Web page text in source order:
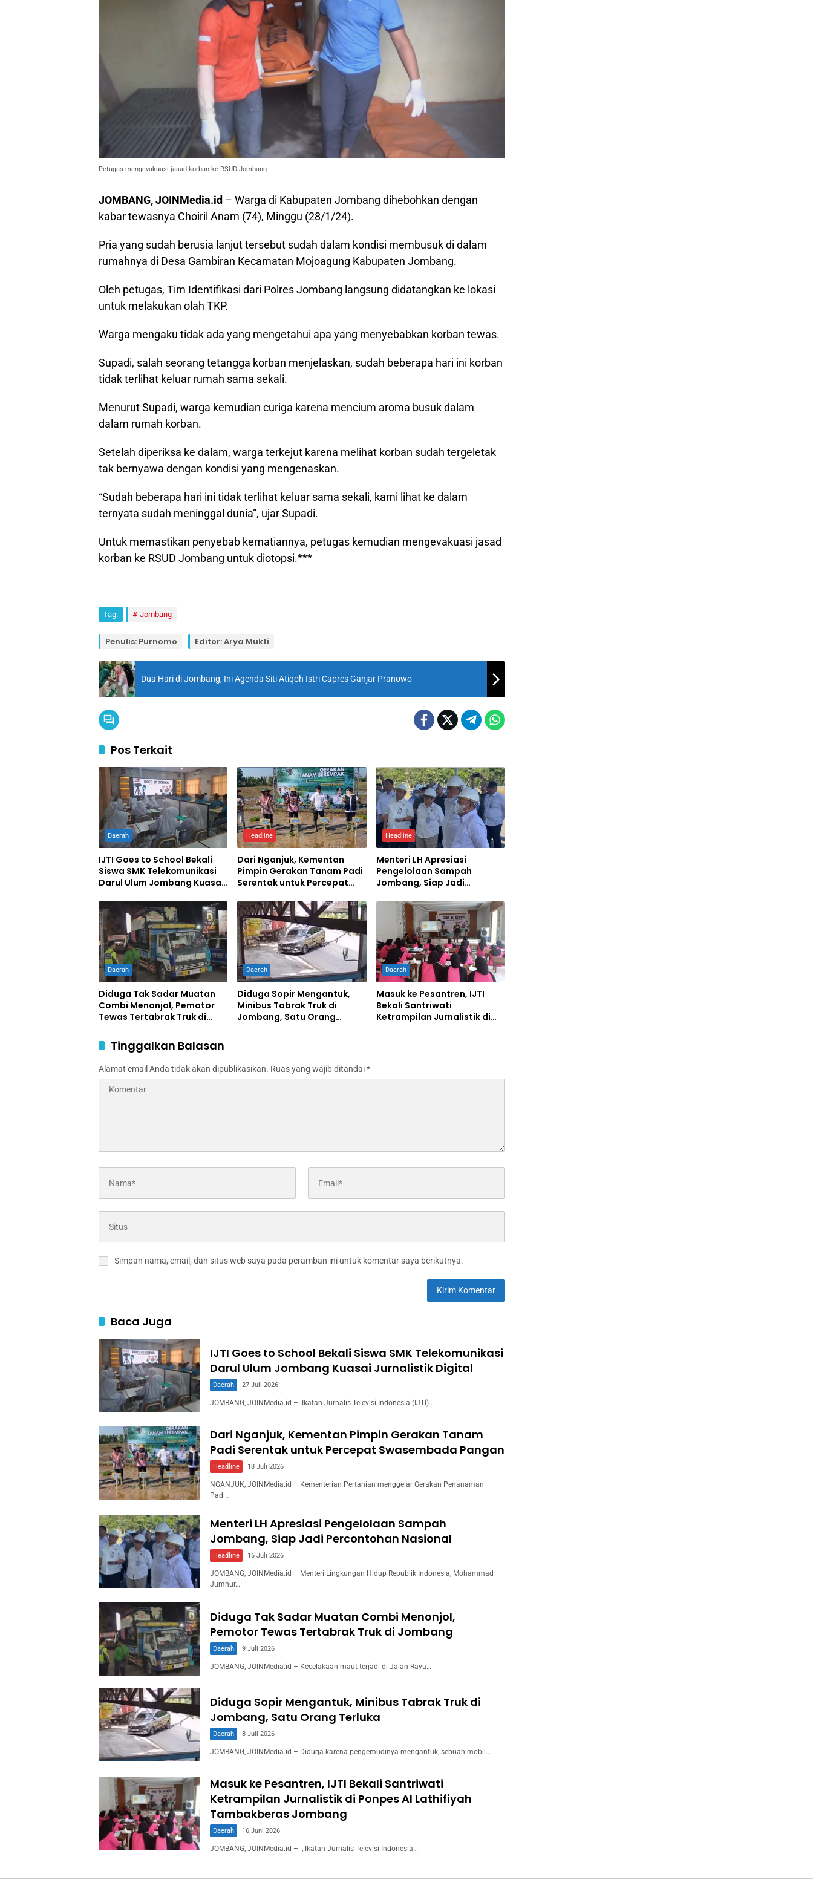
Petugas mengevakuasi jasad korban ke RSUD Jombang
JOMBANG, JOINMedia.id – Warga di Kabupaten Jombang dihebohkan dengan
kabar tewasnya Choiril Anam (74), Minggu (28/1/24).
Pria yang sudah berusia lanjut tersebut sudah dalam kondisi membusuk di dalam
rumahnya di Desa Gambiran Kecamatan Mojoagung Kabupaten Jombang.
Oleh petugas, Tim Identifikasi dari Polres Jombang langsung didatangkan ke lokasi
untuk melakukan olah TKP.
Warga mengaku tidak ada yang mengetahui apa yang menyebabkan korban tewas.
Supadi, salah seorang tetangga korban menjelaskan, sudah beberapa hari ini korban
tidak terlihat keluar rumah sama sekali.
Menurut Supadi, warga kemudian curiga karena mencium aroma busuk dalam
dalam rumah korban.
Setelah diperiksa ke dalam, warga terkejut karena melihat korban sudah tergeletak
tak bernyawa dengan kondisi yang mengenaskan.
“Sudah beberapa hari ini tidak terlihat keluar sama sekali, kami lihat ke dalam
ternyata sudah meninggal dunia”, ujar Supadi.
Untuk memastikan penyebab kematiannya, petugas kemudian mengevakuasi jasad
korban ke RSUD Jombang untuk diotopsi.***
Tag: Jombang
Penulis: Purnomo Editor: Arya Mukti
Dua Hari di Jombang, Ini Agenda Siti Atiqoh Istri Capres Ganjar Pranowo
Pos Terkait
Daerah
IJTI Goes to School Bekali
Siswa SMK Telekomunikasi
Darul Ulum Jombang Kuasai
Headline
Dari Nganjuk, Kementan
Pimpin Gerakan Tanam Padi
Serentak untuk Percepat
Headline
Menteri LH Apresiasi
Pengelolaan Sampah
Jombang, Siap Jadi
Daerah
Diduga Tak Sadar Muatan
Combi Menonjol, Pemotor
Tewas Tertabrak Truk di
Daerah
Diduga Sopir Mengantuk,
Minibus Tabrak Truk di
Jombang, Satu Orang
Daerah
Masuk ke Pesantren, IJTI
Bekali Santriwati
Ketrampilan Jurnalistik di
Tinggalkan Balasan
Alamat email Anda tidak akan dipublikasikan. Ruas yang wajib ditandai*
Simpan nama, email, dan situs web saya pada peramban ini untuk komentar saya berikutnya.
Baca Juga
IJTI Goes to School Bekali Siswa SMK Telekomunikasi
Darul Ulum Jombang Kuasai Jurnalistik Digital
Daerah 27 Juli 2026
JOMBANG, JOINMedia.id – Ikatan Jurnalis Televisi Indonesia (IJTI)…
Dari Nganjuk, Kementan Pimpin Gerakan Tanam
Padi Serentak untuk Percepat Swasembada Pangan
Headline 18 Juli 2026
NGANJUK, JOINMedia.id – Kementerian Pertanian menggelar Gerakan Penanaman
Padi…
Menteri LH Apresiasi Pengelolaan Sampah
Jombang, Siap Jadi Percontohan Nasional
Headline 16 Juli 2026
JOMBANG, JOINMedia.id – Menteri Lingkungan Hidup Republik Indonesia, Mohammad
Jumhur…
Diduga Tak Sadar Muatan Combi Menonjol,
Pemotor Tewas Tertabrak Truk di Jombang
Daerah 9 Juli 2026
JOMBANG, JOINMedia.id – Kecelakaan maut terjadi di Jalan Raya…
Diduga Sopir Mengantuk, Minibus Tabrak Truk di
Jombang, Satu Orang Terluka
Daerah 8 Juli 2026
JOMBANG, JOINMedia.id – Diduga karena pengemudinya mengantuk, sebuah mobil…
Masuk ke Pesantren, IJTI Bekali Santriwati
Ketrampilan Jurnalistik di Ponpes Al Lathifiyah
Tambakberas Jombang
Daerah 16 Juni 2026
JOMBANG, JOINMedia.id – ​, Ikatan Jurnalis Televisi Indonesia…